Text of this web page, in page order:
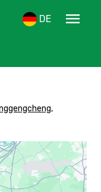
DE
menu